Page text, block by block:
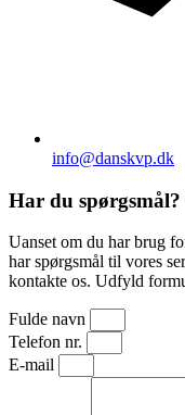
info@danskvp.dk
Har du
Uanset om du har brug
har spørgsmål til vores
kontakte os. Udfyld
Fulde navn
Telefon nr.
E-mail